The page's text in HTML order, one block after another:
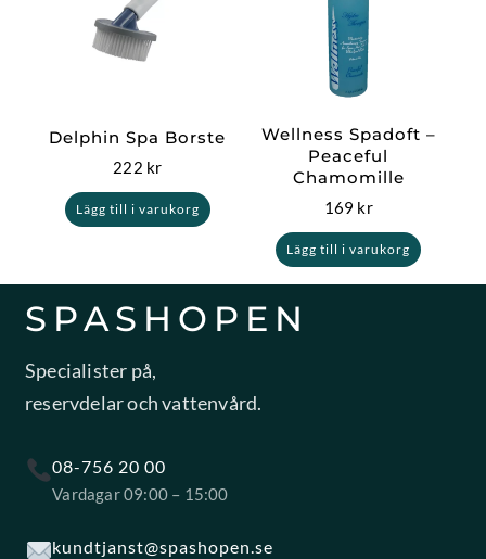
Delphin Spa Borste
222 kr
Lägg till i varukorg
Wellness Spadoft –
Peaceful
Chamomille
169 kr
Lägg till i varukorg
SPASHOPEN
Specialister på,
reservdelar och vattenvård.
08-756 20 00
Vardagar 09:00 – 15:00
kundtjanst@spashopen.se